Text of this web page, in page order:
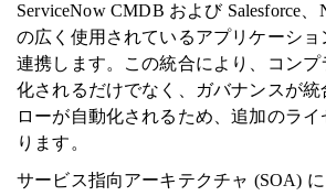
ServiceNow CMDB および Salesforce、
の広く使用されているアプリケーショ
連携します。この統合により、コン
化されるだけでなく、ガバナンスが統
ローが自動化されるため、追加のラ
ります。
サービス指向アーキテクチャ (SOA)